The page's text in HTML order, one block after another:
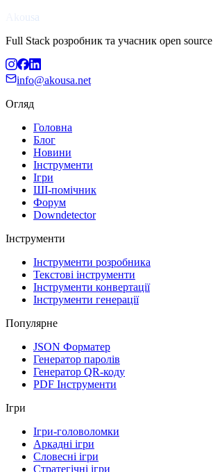
Akousa
Full Stack розробник та учасник open source
info@akousa.net
Огляд
Головна
Блог
Новини
Інструменти
Ігри
ШІ-помічник
Форум
Downdetector
Інструменти
Інструменти розробника
Текстові інструменти
Інструменти конвертації
Інструменти генерації
Популярне
JSON Форматер
Генератор паролів
Генератор QR-коду
PDF Інструменти
Ігри
Ігри-головоломки
Аркадні ігри
Словесні ігри
Стратегічні ігри